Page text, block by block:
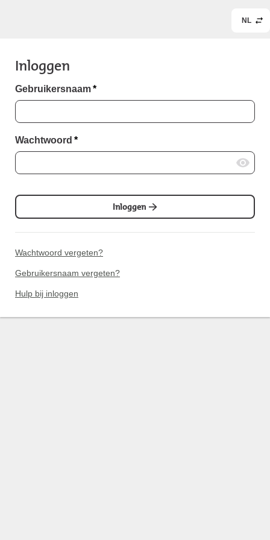
NL
Inloggen
Gebruikersnaam*
Wachtwoord *
Inloggen
Wachtwoord vergeten?
Gebruikersnaam vergeten?
Hulp bij inloggen